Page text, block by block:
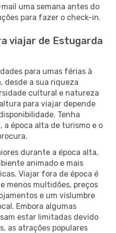
uma semana antes do
para fazer o check-in.
viajar de Estugarda
para umas férias à
desde a sua riqueza
cultural e natureza
para viajar depende
Tenha
a época alta de turismo e o
durante a época alta,
animado e mais
Viajar fora de época é
menos multidões, preços
e um vislumbre
Embora algumas
estar limitadas devido
as atrações populares